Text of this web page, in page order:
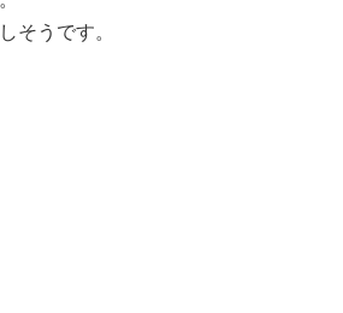
そうです。